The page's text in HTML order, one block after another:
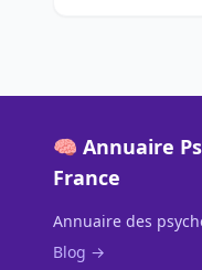
🧠 Annuaire
France
Annuaire des
Blog →